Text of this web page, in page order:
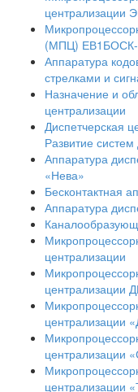
централизации
(МПЦ) ЕВ1БОСК-
Аппаратура
стрелками и
Назначение и
централизации
Диспетчерская
Развитие
Аппаратура
«Нева»
Бесконтактная
Аппаратура
централизации
централизации
централизации
централизации
централизации